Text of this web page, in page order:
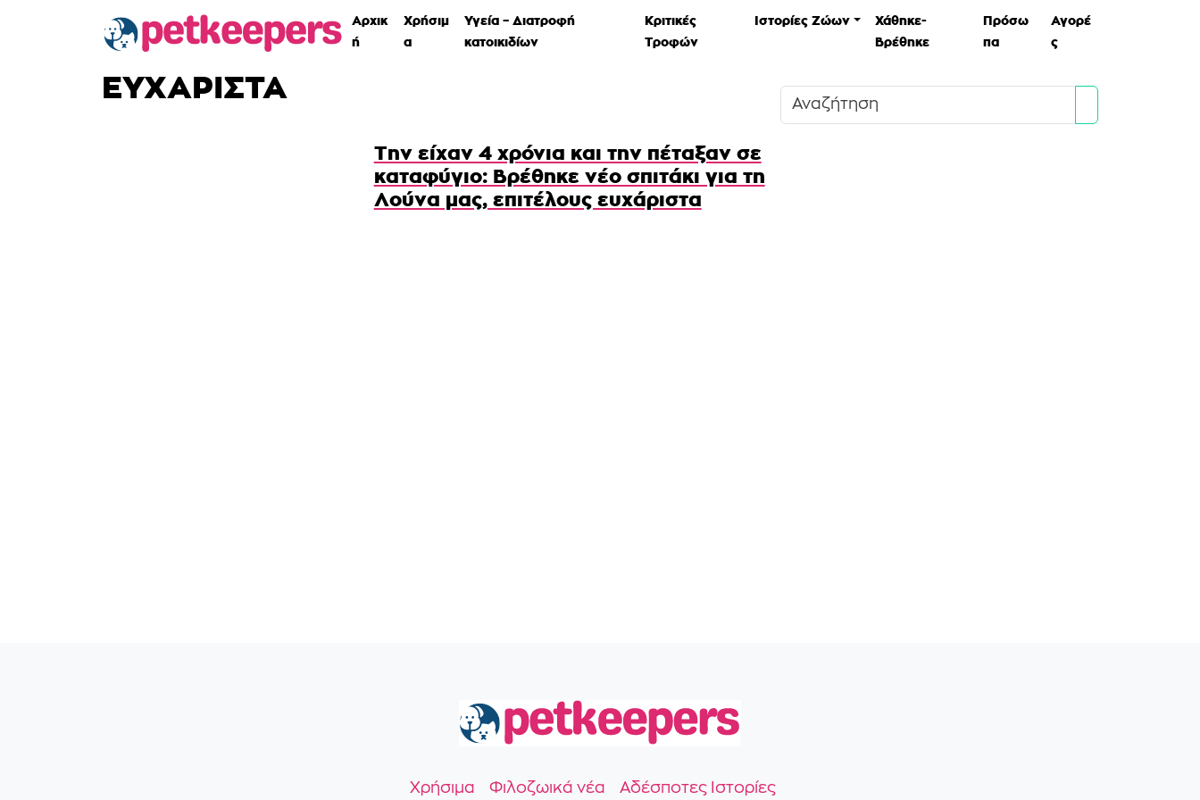
Αρχικ
ή
Χρήσιμ
α
Υγεία – Διατροφή
κατοικιδίων
Κριτικές
Τροφών
Ιστορίες Ζώων
Χάθηκε-
Βρέθηκε
Πρόσω
πα
Αγορέ
ς
ΕΥΧΑΡΙΣΤΑ
Την είχαν 4 χρόνια και την πέταξαν σε
καταφύγιο: Βρέθηκε νέο σπιτάκι για τη
Λούνα μας, επιτέλους ευχάριστα
Search
Χρήσιμα Φιλοζωικά νέα Αδέσποτες Ιστορίες